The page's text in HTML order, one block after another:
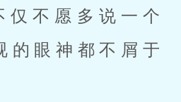
仅不愿多说一个
的眼神都不屑于